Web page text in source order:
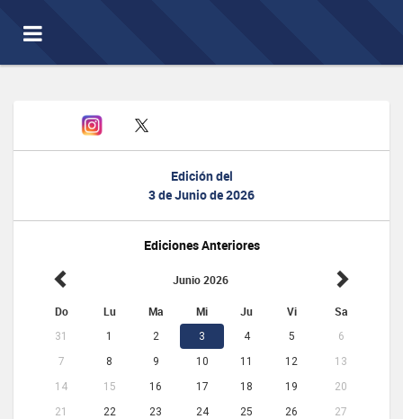
Toggle
navigation
Edición del
3 de Junio de 2026
Ediciones Anteriores
Junio 2026
Do Lu Ma Mi Ju Vi Sa
31 1 2 3 4 5
6
7
8 9 10 11 12
13
14
15 16 17 18 19
20
21
22 23 24 25 26
27